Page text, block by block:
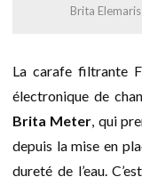
Brita
La carafe filtrante
électronique de
Brita Meter , qui
depuis la mise en
dureté de l’eau.